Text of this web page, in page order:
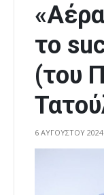
το
(του
6 ΑΥΓΟΎΣΤΟΥ 2024